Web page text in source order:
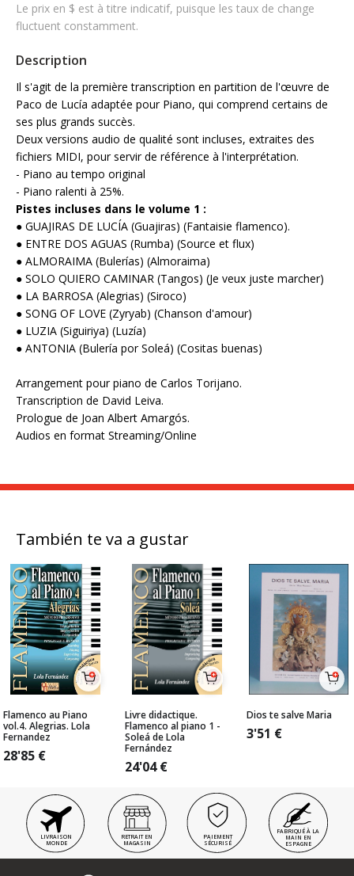
Le prix en $ est à titre indicatif, puisque les taux de change
fluctuent constamment.
Description
Il s'agit de la première transcription en partition de l'œuvre de
Paco de Lucía adaptée pour Piano, qui comprend certains de
ses plus grands succès.
Deux versions audio de qualité sont incluses, extraites des
fichiers MIDI, pour servir de référence à l'interprétation.
- Piano au tempo original
- Piano ralenti à 25%.
Pistes incluses dans le volume 1 :
● GUAJIRAS DE LUCÍA (Guajiras) (Fantaisie flamenco).
● ENTRE DOS AGUAS (Rumba) (Source et flux)
● ALMORAIMA (Bulerías) (Almoraima)
● SOLO QUIERO CAMINAR (Tangos) (Je veux juste marcher)
● LA BARROSA (Alegrias) (Siroco)
● SONG OF LOVE (Zyryab) (Chanson d'amour)
● LUZIA (Siguiriya) (Luzía)
● ANTONIA (Bulería por Soleá) (Cositas buenas)
Arrangement pour piano de Carlos Torijano.
Transcription de David Leiva.
Prologue de Joan Albert Amargós.
Audios en format Streaming/Online
También te va a gustar
Flamenco au Piano
vol.4. Alegrias. Lola
Fernandez
28'85 €
Livre didactique.
Flamenco al piano 1 -
Soleá de Lola
Fernández
24'04€
Dios te salve Maria
3'51 €
LIVRAISON
MONDE
RETRAIT EN
MAGASIN
PAIEMENT
SÉCURISÉ
FABRIQUÉ À LA
MAIN EN
ESPAGNE